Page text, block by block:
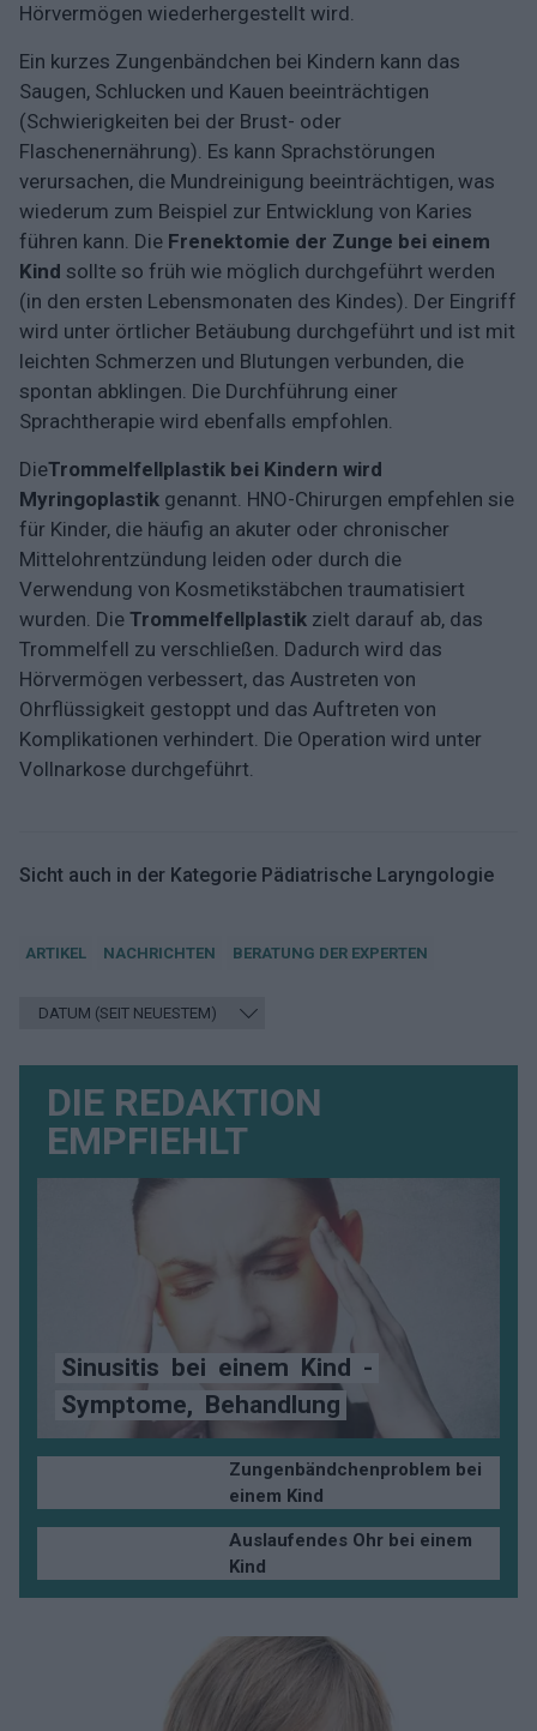
Hörvermögen wiederhergestellt wird.
Ein kurzes Zungenbändchen bei Kindern kann das
Saugen, Schlucken und Kauen beeinträchtigen
(Schwierigkeiten bei der Brust- oder
Flaschenernährung). Es kann Sprachstörungen
verursachen, die Mundreinigung beeinträchtigen, was
wiederum zum Beispiel zur Entwicklung von Karies
führen kann. Die Frenektomie der Zunge bei einem
Kind sollte so früh wie möglich durchgeführt werden
(in den ersten Lebensmonaten des Kindes). Der Eingriff
wird unter örtlicher Betäubung durchgeführt und ist mit
leichten Schmerzen und Blutungen verbunden, die
spontan abklingen. Die Durchführung einer
Sprachtherapie wird ebenfalls empfohlen.
DieTrommelfellplastik bei Kindern wird
Myringoplastik genannt. HNO-Chirurgen empfehlen sie
für Kinder, die häufig an akuter oder chronischer
Mittelohrentzündung leiden oder durch die
Verwendung von Kosmetikstäbchen traumatisiert
wurden. Die Trommelfellplastik zielt darauf ab, das
Trommelfell zu verschließen. Dadurch wird das
Hörvermögen verbessert, das Austreten von
Ohrflüssigkeit gestoppt und das Auftreten von
Komplikationen verhindert. Die Operation wird unter
Vollnarkose durchgeführt.
Sicht auch in der Kategorie Pädiatrische Laryngologie
ARTIKEL NACHRICHTEN BERATUNG DER EXPERTEN
DIE REDAKTION
EMPFIEHLT
Sinusitis bei einem Kind -
Symptome, Behandlung
Zungenbändchenproblem bei
einem Kind
Auslaufendes Ohr bei einem
Kind